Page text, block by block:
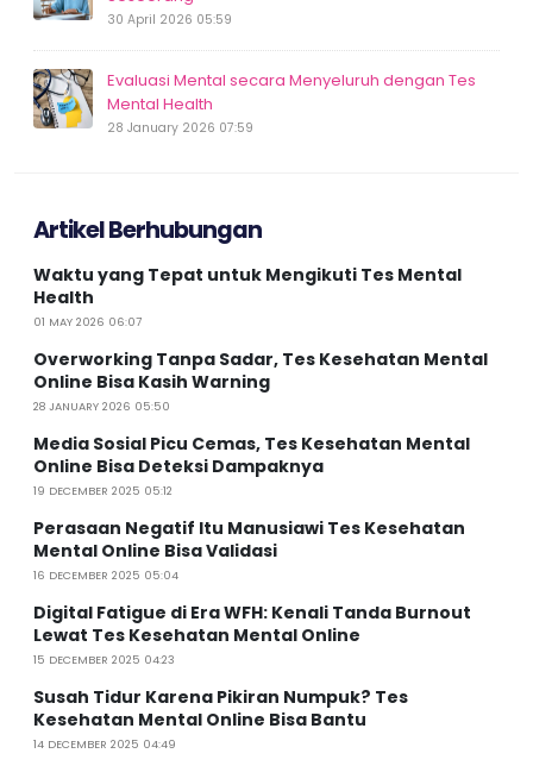
30 April 2026 05:59
Evaluasi Mental secara Menyeluruh dengan Tes
Mental Health
28 January 2026 07:59
Artikel Berhubungan
Waktu yang Tepat untuk Mengikuti Tes Mental
Health
01 MAY 2026 06:07
Overworking Tanpa Sadar, Tes Kesehatan Mental
Online Bisa Kasih Warning
28 JANUARY 2026 05:50
Media Sosial Picu Cemas, Tes Kesehatan Mental
Online Bisa Deteksi Dampaknya
19 DECEMBER 2025 05:12
Perasaan Negatif Itu Manusiawi Tes Kesehatan
Mental Online Bisa Validasi
16 DECEMBER 2025 05:04
Digital Fatigue di Era WFH: Kenali Tanda Burnout
Lewat Tes Kesehatan Mental Online
15 DECEMBER 2025 04:23
Susah Tidur Karena Pikiran Numpuk? Tes
Kesehatan Mental Online Bisa Bantu
14 DECEMBER 2025 04:49